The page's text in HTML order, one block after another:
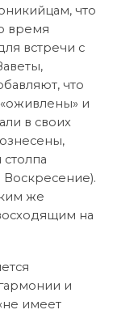
что
время
встречи с
что
и
в своих
Воскресение).
же
на
и
имеет